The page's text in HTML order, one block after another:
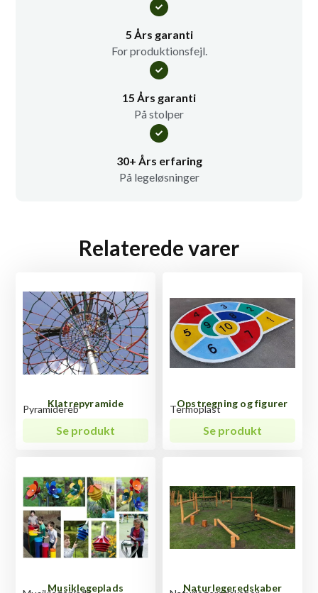
5 Års garanti
For produktionsfejl.
15 Års garanti
På stolper
30+ Års erfaring
På legeløsninger
Relaterede varer
Klatrepyramide
Pyramidereb
Se produkt
Opstregning og figurer
Termoplast
Se produkt
Musiklegeplads Naturlegeredskaber